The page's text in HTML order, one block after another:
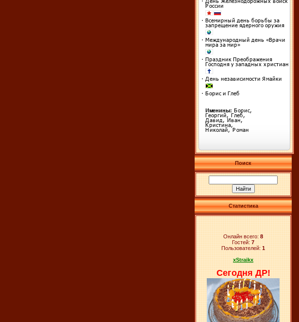
Поиск
Статистика
Онлайн всего: 8
Гостей: 7
Пользователей: 1
xStraikx
Сегодня ДР!